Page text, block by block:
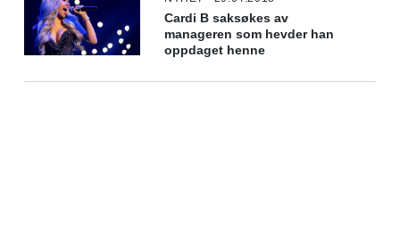
Cardi B saksøkes av
manageren som hevder han
oppdaget henne